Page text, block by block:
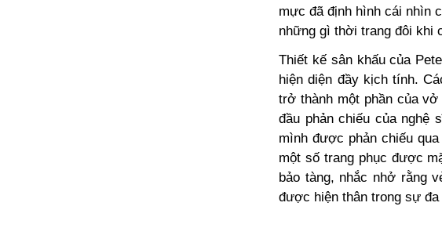
mực đã định hình cái nhìn
những gì thời trang đôi khi
Thiết kế sân khấu của
hiện diện đầy kịch tính.
trở thành một phần của
đầu phản chiếu của nghệ
mình được phản chiếu
một số trang phục được
bảo tàng, nhắc nhở rằng
được hiện thân trong sự